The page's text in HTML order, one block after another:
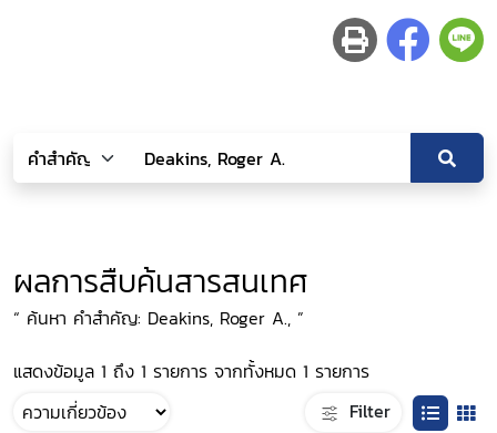
ผลการสืบค้นสารสนเทศ
“ ค้นหา คำสำคัญ: Deakins, Roger A., ”
แสดงข้อมูล 1 ถึง 1 รายการ จากทั้งหมด 1 รายการ
Filter